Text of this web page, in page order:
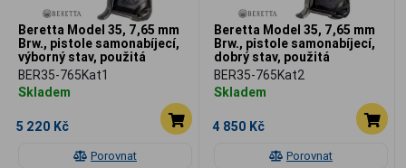
Porovnat
Beretta Model 35, 7,65 mm
Brw., pistole samonabíjecí,
výborný stav, použitá
BER35-765Kat1
Skladem
5 220 Kč
Porovnat
Beretta Model 35, 7,65 mm
Brw., pistole samonabíjecí,
dobrý stav, použitá
BER35-765Kat2
Skladem
4 850 Kč